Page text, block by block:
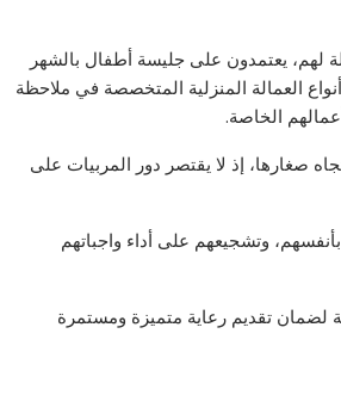
لهم، يعتمدون على جليسة أطفال بالشهر
العمالة المنزلية المتخصصة في ملاحظة
الخاصة.
صغارها، إذ لا يقتصر دور المربيات على
وتشجيعهم على أداء واجباتهم
لضمان تقديم رعاية متميزة ومستمرة